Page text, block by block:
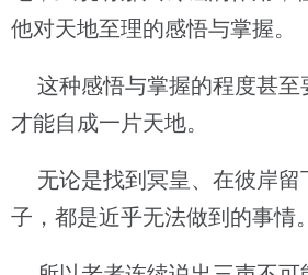
他对天地至理的感悟与掌握。
这种感悟与掌握的程度甚至
才能自成一片天地。
无论是找到冥皇、在彼岸留
子，都是近乎无法做到的事情。